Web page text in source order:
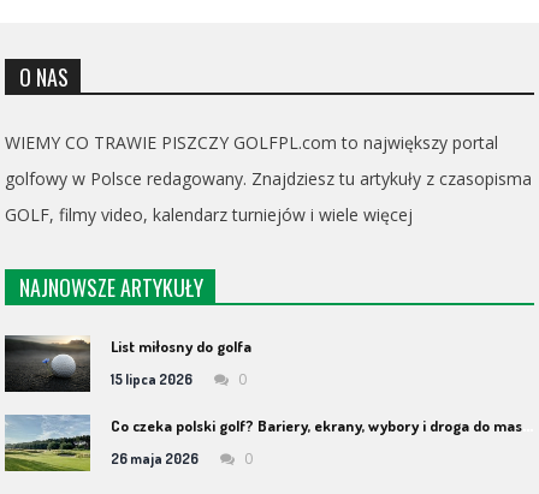
O NAS
WIEMY CO TRAWIE PISZCZY GOLFPL.com to największy portal
golfowy w Polsce redagowany. Znajdziesz tu artykuły z czasopisma
GOLF, filmy video, kalendarz turniejów i wiele więcej
NAJNOWSZE ARTYKUŁY
List miłosny do golfa
15 lipca 2026 0
26 maja 2026 0